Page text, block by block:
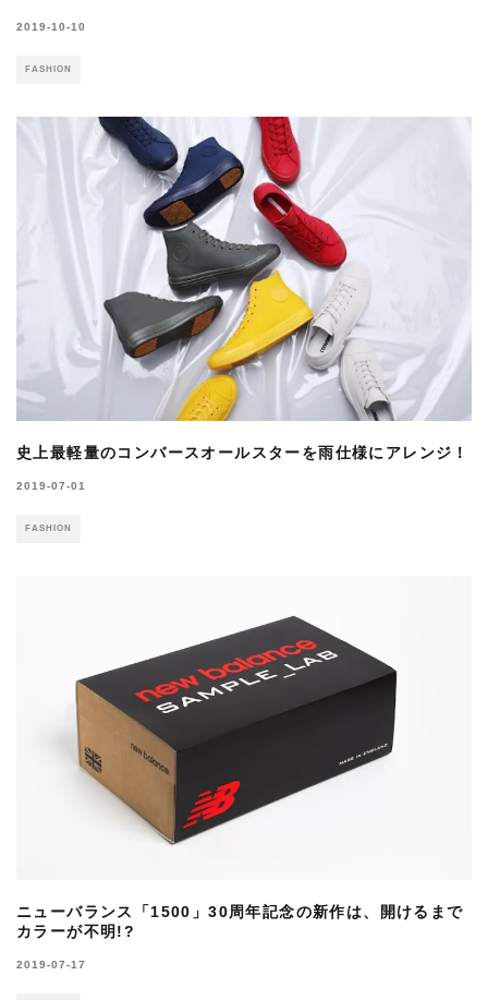
2019-10-10
FASHION
史上最軽量のコンバースオールスターを雨仕様にアレンジ！
2019-07-01
FASHION
ニューバランス「1500」30周年記念の新作は、開けるまで
カラーが不明!?
2019-07-17